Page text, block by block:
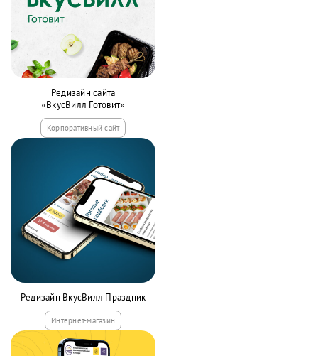
Редизайн сайта
«ВкусВилл Готовит»
Корпоративный сайт
Редизайн ВкусВилл Праздник
Интернет-магазин